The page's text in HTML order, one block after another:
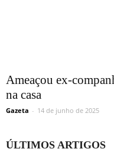
Ameaçou ex-
na casa
Gazeta - 14 de junho de 2025
ÚLTIMOS ARTIGOS